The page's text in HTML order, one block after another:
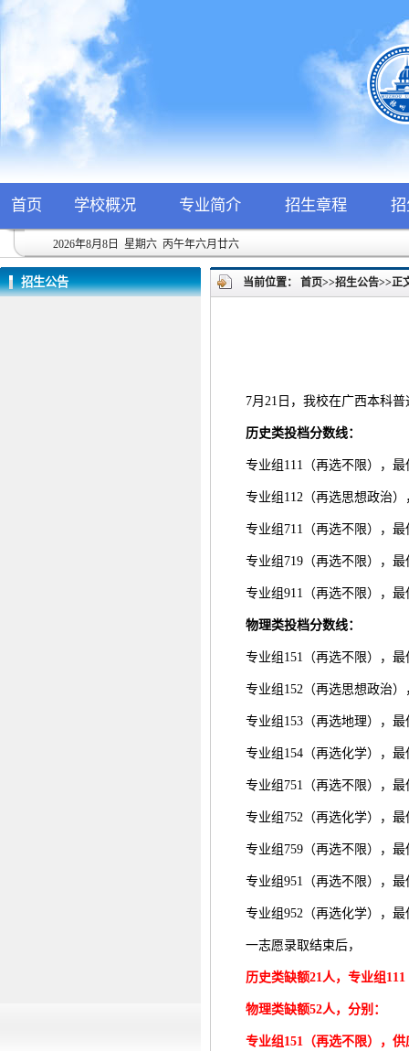
首页 学校概况 专业简介 招生章程
2026年8月8日 星期六 丙午年六月廿六
招生公告 当前位置： 首页>>招生公告>>正
7月21日，我校在广西本科
历史类投档分数线：
专业组111（再选不限），
专业组112（再选思想政治
专业组711（再选不限），
专业组719（再选不限），
专业组911（再选不限），
物理类投档分数线：
专业组151（再选不限），
专业组152（再选思想政治
专业组153（再选地理），
专业组154（再选化学），
专业组751（再选不限），
专业组752（再选化学），
专业组759（再选不限），
专业组951（再选不限），
专业组952（再选化学），
一志愿录取结束后，
历史类缺额21人，专业组
物理类缺额52人，分别：
专业组151 （再选不限），供